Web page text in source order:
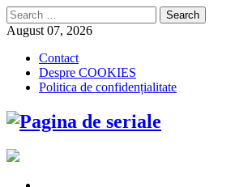
Search
for:
August 07, 2026
Contact
Despre COOKIES
Politica de confidențialitate